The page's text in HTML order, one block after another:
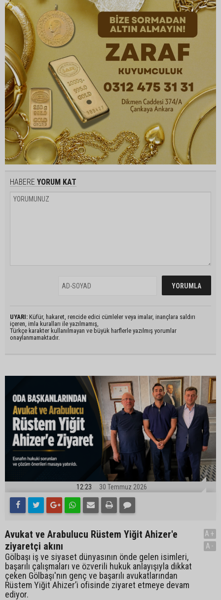
HABERE YORUM KAT
UYARI: Küfür, hakaret, rencide edici cümleler veya imalar, inançlara saldırı
içeren, imla kuralları ile yazılmamış,
Türkçe karakter kullanılmayan ve büyük harflerle yazılmış yorumlar
onaylanmamaktadır.
12:23 30 Temmuz 2026
Avukat ve Arabulucu Rüstem Yiğit Ahizer'e
ziyaretçi akını
Gölbaşı iş ve siyaset dünyasının önde gelen isimleri,
başarılı çalışmaları ve özverili hukuk anlayışıyla dikkat
çeken Gölbaşı'nın genç ve başarılı avukatlarından
Rüstem Yiğit Ahizer’i ofisinde ziyaret etmeye devam
ediyor.
A+
A-